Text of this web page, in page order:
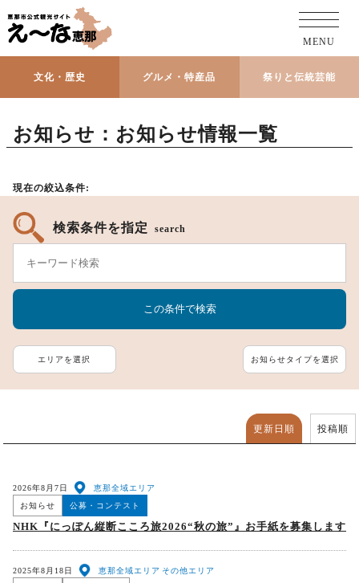
文化・歴史 グルメ・特産品 祭りと伝統芸能
MENU
お知らせ：お知らせ情報一覧
現在の絞込条件:
検索条件を指定 search
エリアを選択 お知らせタイプを選択
更新日順 投稿順
NHK『にっぽん縦断こころ旅2026“秋の旅”』お手紙を募集します
お知らせ 公募・コンテスト
2026年8月7日 恵那全域エリア
2025年8月18日 恵那全域エリア その他エリア